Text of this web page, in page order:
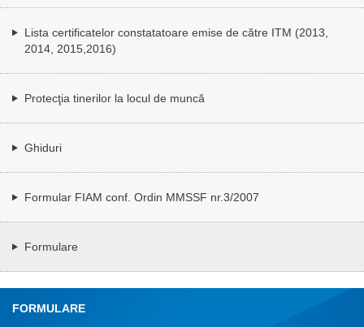
Lista certificatelor constatatoare emise de către ITM (2013,
2014, 2015,2016)
Protecţia tinerilor la locul de muncă
Ghiduri
Formular FIAM conf. Ordin MMSSF nr.3/2007
Formulare
FORMULARE